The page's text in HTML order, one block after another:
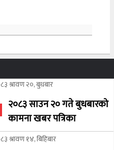
श्रावण २०, बुधबार
२०८३ साउन २० गते बुधबारको
कामना खबर पत्रिका
श्रावण १४, बिहिबार